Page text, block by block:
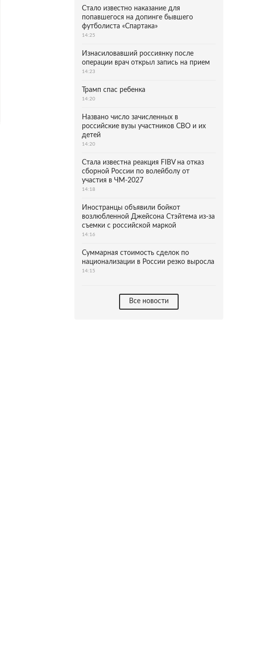
Стало известно наказание для
попавшегося на допинге бывшего
футболиста «Спартака»
14:25
Изнасиловавший россиянку после
операции врач открыл запись на прием
14:23
Трамп спас ребенка
14:20
Названо число зачисленных в
российские вузы участников СВО и их
детей
14:20
Стала известна реакция FIBV на отказ
сборной России по волейболу от
участия в ЧМ-2027
14:18
Иностранцы объявили бойкот
возлюбленной Джейсона Стэйтема из-за
съемки с российской маркой
14:16
Суммарная стоимость сделок по
национализации в России резко выросла
14:15
Все новости